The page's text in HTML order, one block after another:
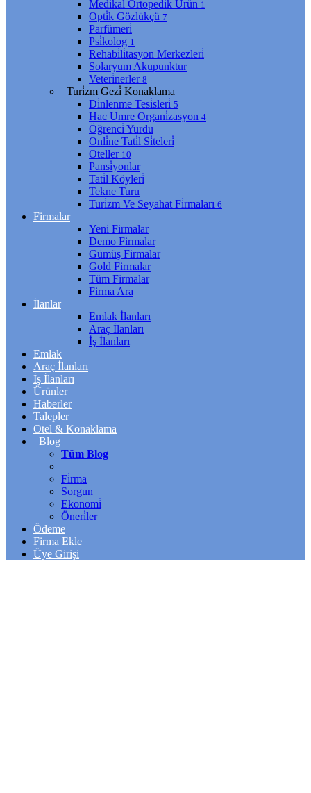
Medi̇kal Ortopedi̇k Ürün 1
Opti̇k Gözlükçü 7
Parfümeri̇
Psi̇kolog 1
Rehabi̇li̇tasyon Merkezleri̇
Solaryum Akupunktur
Veteri̇nerler 8
Turi̇zm Gezi̇ Konaklama
Di̇nlenme Tesi̇sleri̇ 5
Hac Umre Organi̇zasyon 4
Öğrenci̇ Yurdu
Onli̇ne Tati̇l Si̇teleri̇
Oteller 10
Pansi̇yonlar
Tati̇l Köyleri̇
Tekne Turu
Turi̇zm Ve Seyahat Fi̇rmaları 6
Firmalar
Yeni Firmalar
Demo Firmalar
Gümüş Firmalar
Gold Firmalar
Tüm Firmalar
Firma Ara
İlanlar
Emlak İlanları
Araç İlanları
İş İlanları
Emlak
Araç İlanları
İş İlanları
Ürünler
Haberler
Talepler
Otel & Konaklama
Blog
Tüm Blog
Fi̇rma
Sorgun
Ekonomi̇
Öneri̇ler
Ödeme
Firma Ekle
Üye Girişi